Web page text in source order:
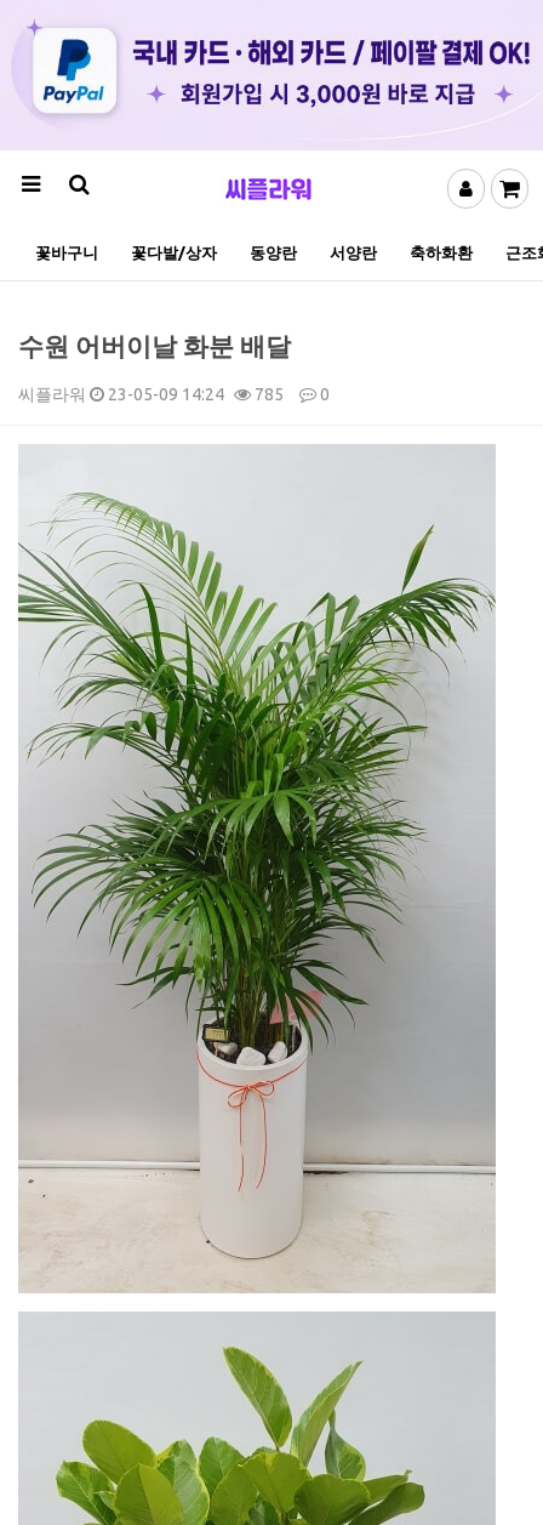
꽃바구니 꽃다발/상자 동양란 서양란 축하화환 근조
수원 어버이날 화분 배달
씨플라워 23-05-09 14:24 785 0